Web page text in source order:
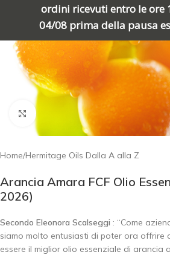
ordini ricevuti entro le ore
04/08 prima della pausa
Click to enlarge
Home/Hermitage Oils Dalla A alla Z
Arancia Amara FCF Olio
2026)
Secondo Eleonora Scalseggi : “Come
siamo molto entusiasti di poter ora offrire
essere il miglior olio essenziale di arancia